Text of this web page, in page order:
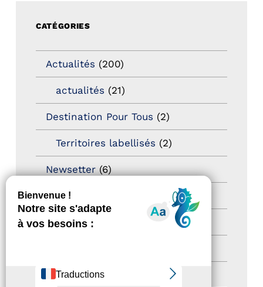
CATÉGORIES
Actualités (200)
actualités (21)
Destination Pour Tous (2)
Territoires labellisés (2)
Newsetter(6)
Newsletter pro
Nos Actions
Formation